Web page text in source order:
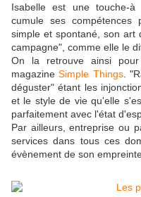
Isabelle est une touche-
cumule ses compétences
simple et spontané, son art
campagne", comme elle le
On la retrouve ainsi
magazineSimple Things.
déguster" étant les
et le style de vie qu'elle
parfaitement avec l'état
Par ailleurs, entreprise ou
services dans tous ces
évènement de son